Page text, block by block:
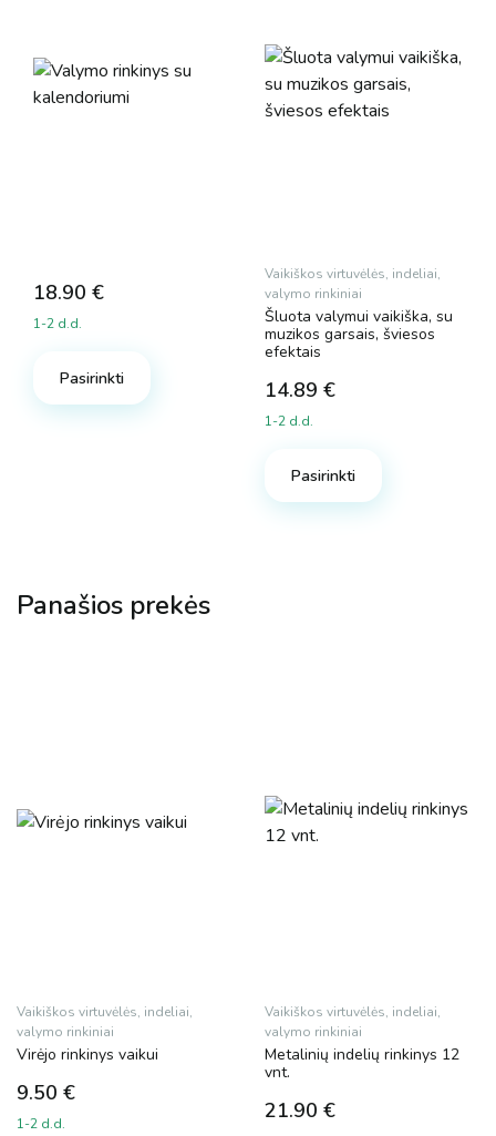
18.90 €
1-2 d.d.
Pasirinkti
Vaikiškos virtuvėlės, indeliai,
valymo rinkiniai
Šluota valymui vaikiška, su
muzikos garsais, šviesos
efektais
14.89 €
1-2 d.d.
Pasirinkti
Panašios prekės
Vaikiškos virtuvėlės, indeliai,
valymo rinkiniai
Virėjo rinkinys vaikui
9.50 €
1-2 d.d.
Vaikiškos virtuvėlės, indeliai,
valymo rinkiniai
Metalinių indelių rinkinys 12
vnt.
21.90 €